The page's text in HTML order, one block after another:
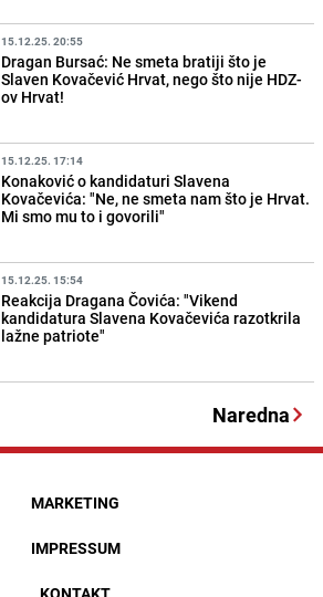
15.12.25. 20:55
Dragan Bursać: Ne smeta bratiji što je
Slaven Kovačević Hrvat, nego što nije HDZ-
ov Hrvat!
15.12.25. 17:14
Konaković o kandidaturi Slavena
Kovačevića: "Ne, ne smeta nam što je Hrvat.
Mi smo mu to i govorili"
15.12.25. 15:54
Reakcija Dragana Čovića: "Vikend
kandidatura Slavena Kovačevića razotkrila
lažne patriote"
Naredna
MARKETING
IMPRESSUM